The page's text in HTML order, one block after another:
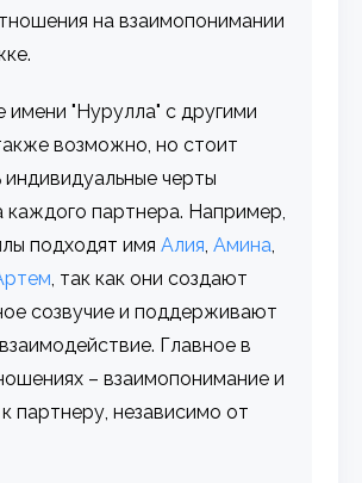
на взаимопонимании
имени "Нурулла" с другими
возможно, но стоит
индивидуальные черты
каждого партнера. Например,
подходят имяАлия,Амина,
, так как они создают
созвучие и поддерживают
Главное в
– взаимопонимание и
партнеру, независимо от